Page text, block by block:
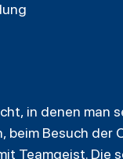
in denen man
Besuch der
Teamgeist. Die